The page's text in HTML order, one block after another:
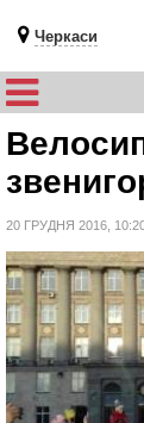
Черкаси
20 ГРУДНЯ 2016,